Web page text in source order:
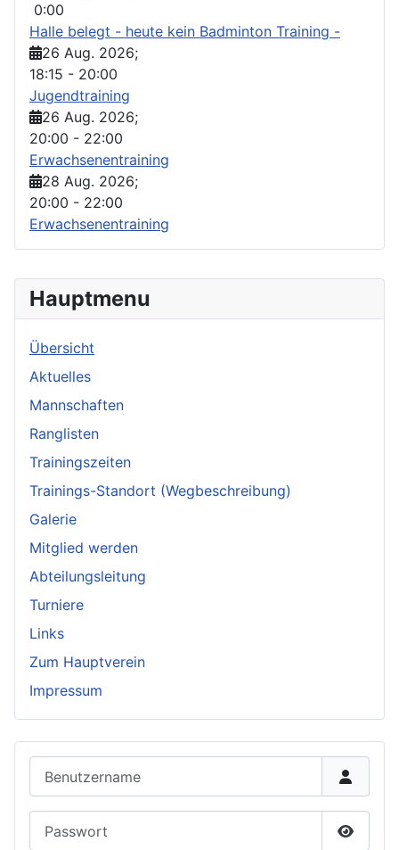
Hauptmenu
Übersicht
Aktuelles
Mannschaften
Ranglisten
Trainingszeiten
Trainings-Standort (Wegbeschreibung)
Galerie
Mitglied werden
Abteilungsleitung
Turniere
Links
Zum Hauptverein
Impressum
0:00
Halle belegt - heute kein Badminton Training -
26 Aug. 2026;
18:15 - 20:00
Jugendtraining
26 Aug. 2026;
20:00 - 22:00
Erwachsenentraining
28 Aug. 2026;
20:00 - 22:00
Erwachsenentraining